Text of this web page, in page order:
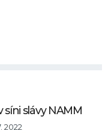
slávy NAMM
2022